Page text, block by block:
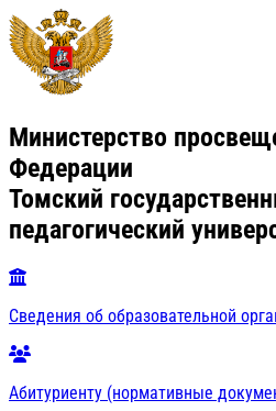
Министерство
Федерации
Томский
педагогический
Сведения об образовательной
Абитуриенту (нормативные